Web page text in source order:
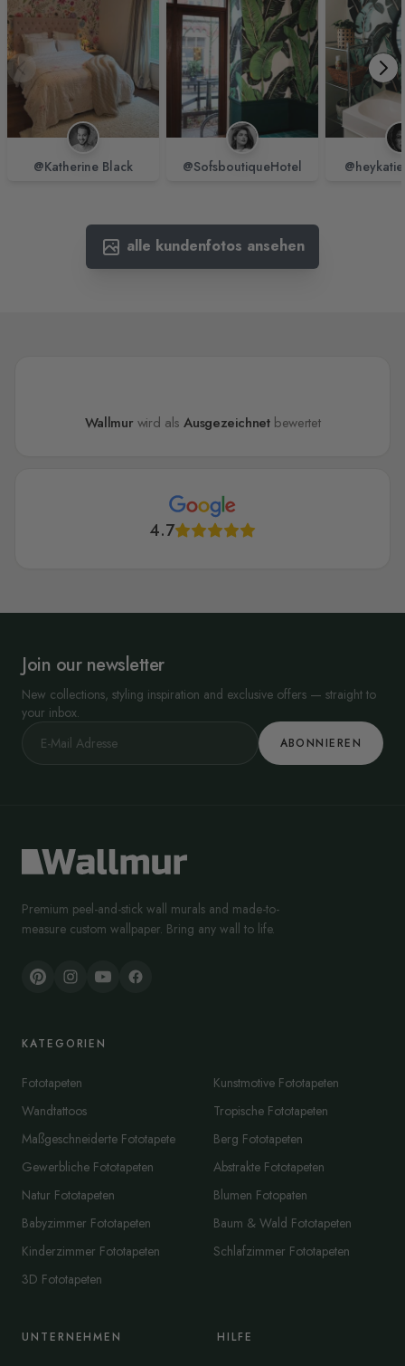
@Katherine Black @SofsboutiqueHotel
alle kundenfotos ansehen
Wallmur wird alsAusgezeichnetbewertet
4.7
Join our newsletter
New collections, styling inspiration and exclusive offers — straight to
your inbox.
ABONNIEREN
Premium peel-and-stick wall murals and made-to-
measure custom wallpaper. Bring any wall to life.
KATEGORIEN
Fototapeten
Wandtattoos
Maßgeschneiderte Fototapete
Gewerbliche Fototapeten
Natur Fototapeten
Babyzimmer Fototapeten
Kinderzimmer Fototapeten
3D Fototapeten
Kunstmotive Fototapeten
Tropische Fototapeten
Berg Fototapeten
Abstrakte Fototapeten
Blumen Fotopaten
Baum & Wald Fototapeten
Schlafzimmer Fototapeten
UNTERNEHMEN HILFE